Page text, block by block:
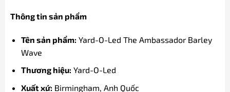
Thông tin sản phẩm
Tên sản phẩm: Yard-O-Led The Ambassador Barley
Wave
Thương hiệu: Yard-O-Led
Xuất xứ: Birmingham, Anh Quốc